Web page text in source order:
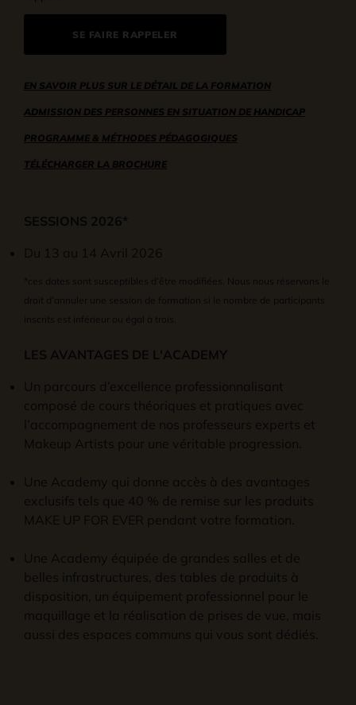
SE FAIRE RAPPELER
EN SAVOIR PLUS SUR LE DÉTAIL DE LA FORMATION
ADMISSION DES PERSONNES EN SITUATION DE HANDICAP
PROGRAMME & MÉTHODES PÉDAGOGIQUES
TÉLÉCHARGER LA BROCHURE
SESSIONS 2026*
Du 13 au 14 Avril 2026
*ces dates sont susceptibles d’être modifiées. Nous nous réservons le
droit d’annuler une session de formation si le nombre de participants
inscrits est inférieur ou égal à trois.
LES AVANTAGES DE L'ACADEMY
Un parcours d’excellence professionnalisant
composé de cours théoriques et pratiques avec
l’accompagnement de nos professeurs experts et
Makeup Artists pour une véritable progression.
Une Academy qui donne accès à des avantages
exclusifs tels que 40 % de remise sur les produits
MAKE UP FOR EVER pendant votre formation.
Une Academy équipée de grandes salles et de
belles infrastructures, des tables de produits à
disposition, un équipement professionnel pour le
maquillage et la réalisation de prises de vue, mais
aussi des espaces communs qui vous sont dédiés.